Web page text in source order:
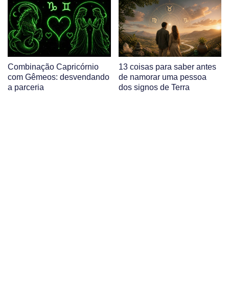
Combinação Capricórnio
com Gêmeos: desvendando
a parceria
13 coisas para saber antes
de namorar uma pessoa
dos signos de Terra